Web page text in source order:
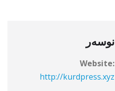
نوسەر
Website:
http://kurdpress.xyz